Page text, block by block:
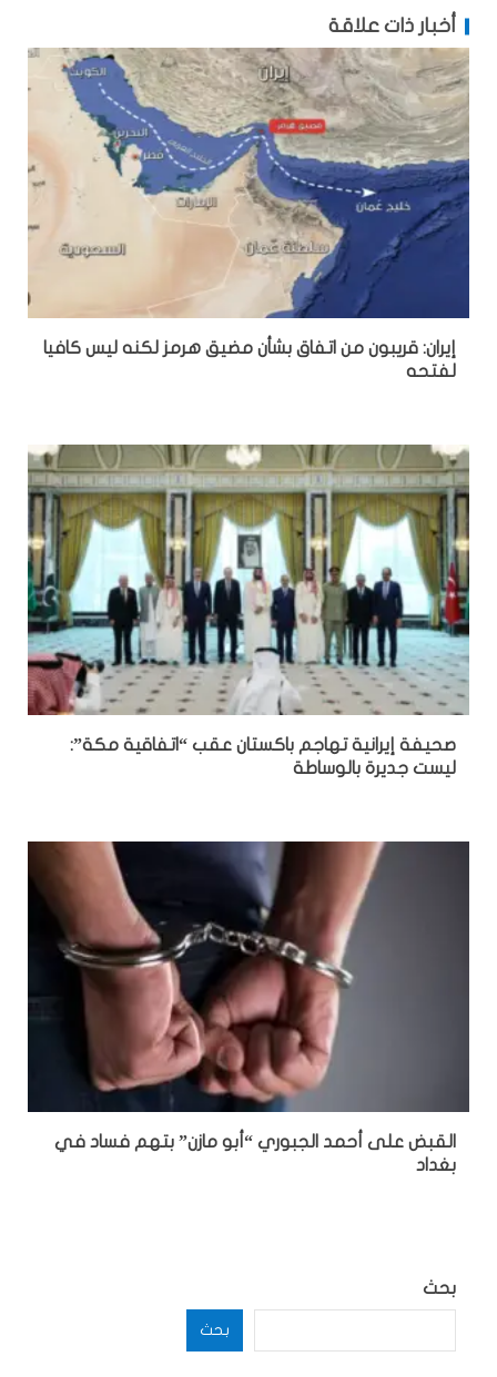
أخبار ذات علاقة
إيران: قريبون من اتفاق بشأن مضيق هرمز لكنه ليس كافيا
لفتحه
صحيفة إيرانية تهاجم باكستان عقب “اتفاقية مكة”:
ليست جديرة بالوساطة
القبض على أحمد الجبوري “أبو مازن” بتهم فساد في
بغداد
بحث
بحث